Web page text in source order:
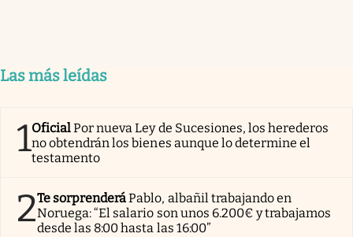
Las más leídas
1OficialPor nueva Ley de Sucesiones, los herederos
no obtendrán los bienes aunque lo determine el
testamento
2Te sorprenderáPablo, albañil trabajando en
Noruega: “El salario son unos 6.200€ y trabajamos
desde las 8:00 hasta las 16:00”